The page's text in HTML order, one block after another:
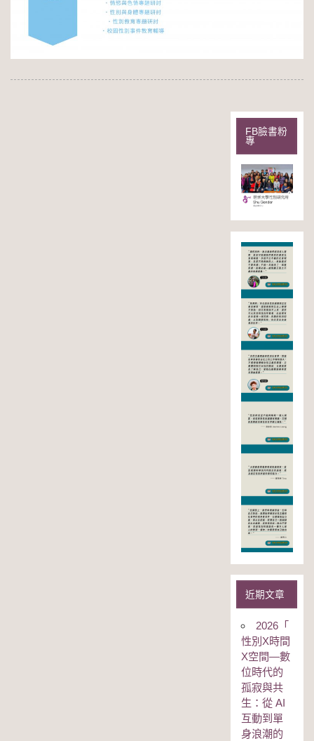
FB臉書粉
專
近期文章
2026「
性別Χ時間
Χ空間—數
位時代的
孤寂與共
生：從 AI
互動到單
身浪潮的